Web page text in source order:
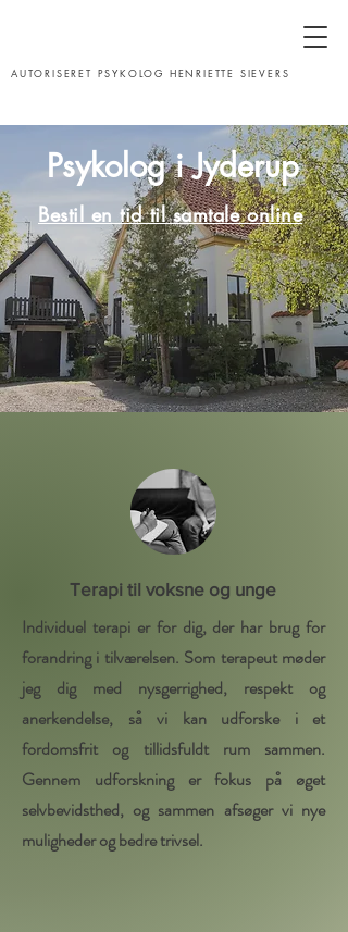
AUTORISERET PSYKOLOG HENRIETTE SIEVERS
Psykolog i Jyderup
Bestil en tid til samtale online
Terapi til voksne og unge
Individuel terapi er for dig, der har brug for
forandring i tilværelsen. Som terapeut møder
jeg dig med nysgerrighed, respekt og
anerkendelse, så vi kan udforske i et
fordomsfrit og tillidsfuldt rum sammen.
Gennem udforskning er fokus på øget
selvbevidsthed, og sammen afsøger vi nye
muligheder og bedre trivsel.